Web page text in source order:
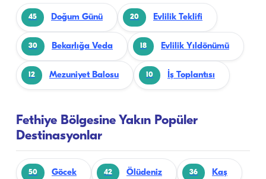
45 Doğum Günü 20 Evlilik Teklifi
30 Bekarlığa Veda 18 Evlilik Yıldönümü
12 Mezuniyet Balosu 10 İş Toplantısı
Fethiye Bölgesine Yakın Popüler
Destinasyonlar
50 Göcek 42 Ölüdeniz 36 Kaş